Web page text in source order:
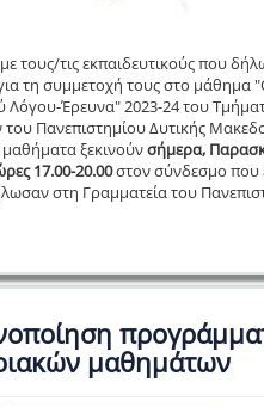
τους/τις εκπαιδευτικούς που
τη συμμετοχή τους στο μάθημα
Λόγου-Έρευνα" 2023-24 του
Πανεπιστημίου Δυτικής
ξεκινούνσήμερα,
17.00-20.00στον σύνδεσμο που
στη Γραμματεία του
μαθημάτων